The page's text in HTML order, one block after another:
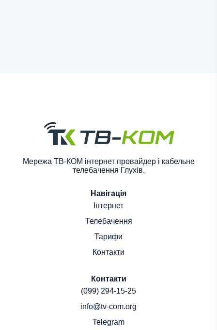
Мережа ТВ-КОМ інтернет провайдер і кабельне
телебачення Глухів.
Навігація
Інтернет
Телебачення
Тарифи
Контакти
Контакти
(099) 294-15-25
info@tv-com.org
Telegram